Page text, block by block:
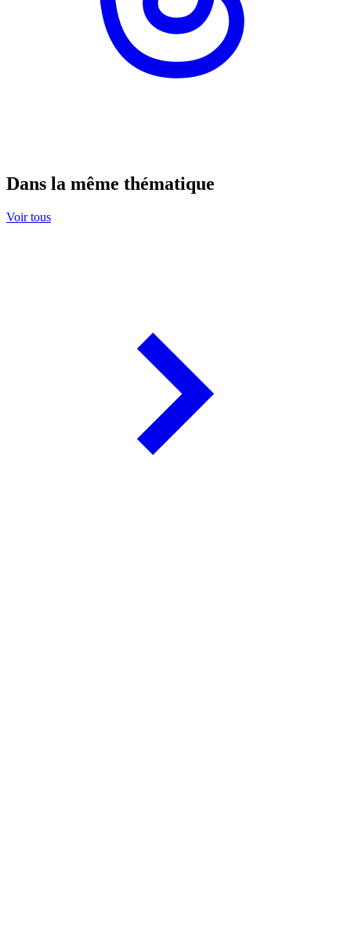
Dans la même thématique
Voir tous